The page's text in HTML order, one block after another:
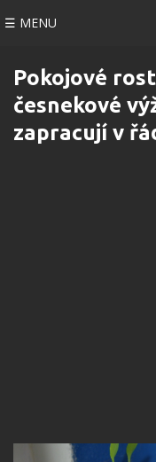
☰ MENU
Pokojové
česnekové
zapracují v